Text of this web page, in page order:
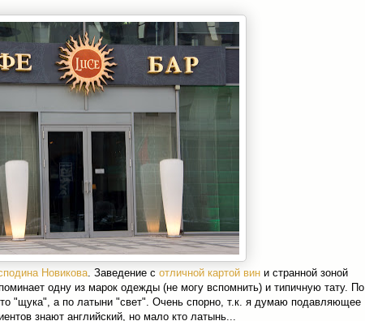
Новикова. Заведение с отличной картой вини странной зоной
одну из марок одежды (не могу вспомнить) и типичную тату. По
"щука", а по латыни "свет". Очень спорно, т.к. я думаю подавляющее
знают английский, но мало кто латынь...